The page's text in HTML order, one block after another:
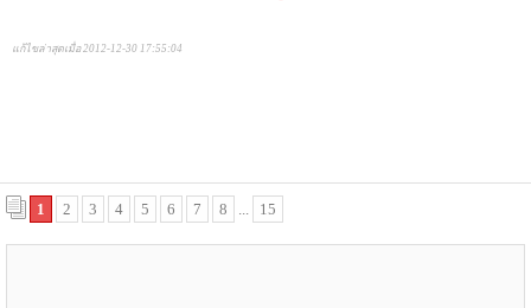
แก้ไขล่าสุดเมื่อ 2012-12-30 17:55:04
1 2 3 4 5 6 7 8 ... 15